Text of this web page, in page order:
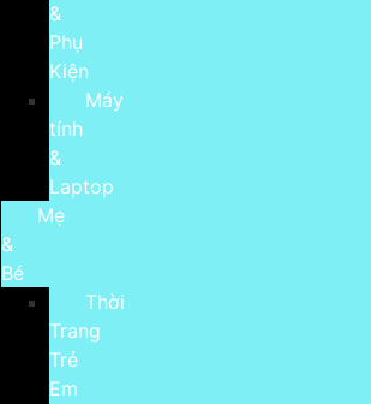
&
Phụ
Kiện
Máy
tính
&
Laptop
Mẹ
&
Bé
Thời
Trang
Trẻ
Em